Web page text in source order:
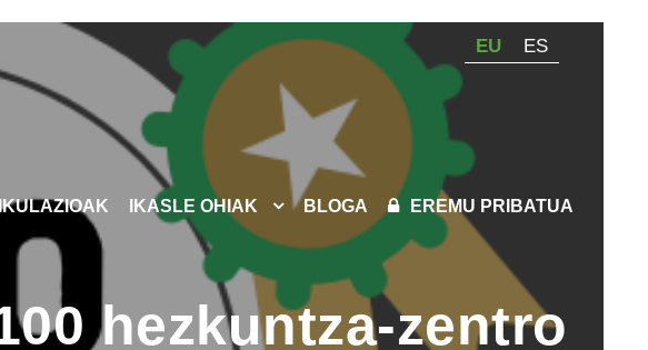
EU ES
IKASLE OHIAK BLOGA EREMU PRIBATUA
hezkuntza-zentro